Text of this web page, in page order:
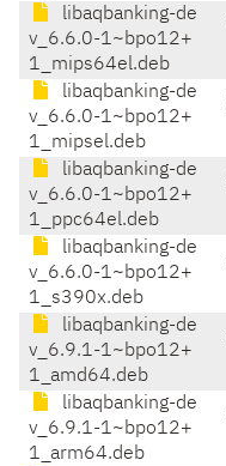
libaqbanking-de
v_6.6.0-1~bpo12+
1_mips64el.deb
libaqbanking-de
v_6.6.0-1~bpo12+
1_mipsel.deb
libaqbanking-de
v_6.6.0-1~bpo12+
1_ppc64el.deb
libaqbanking-de
v_6.6.0-1~bpo12+
1_s390x.deb
libaqbanking-de
v_6.9.1-1~bpo12+
1_amd64.deb
libaqbanking-de
v_6.9.1-1~bpo12+
1_arm64.deb